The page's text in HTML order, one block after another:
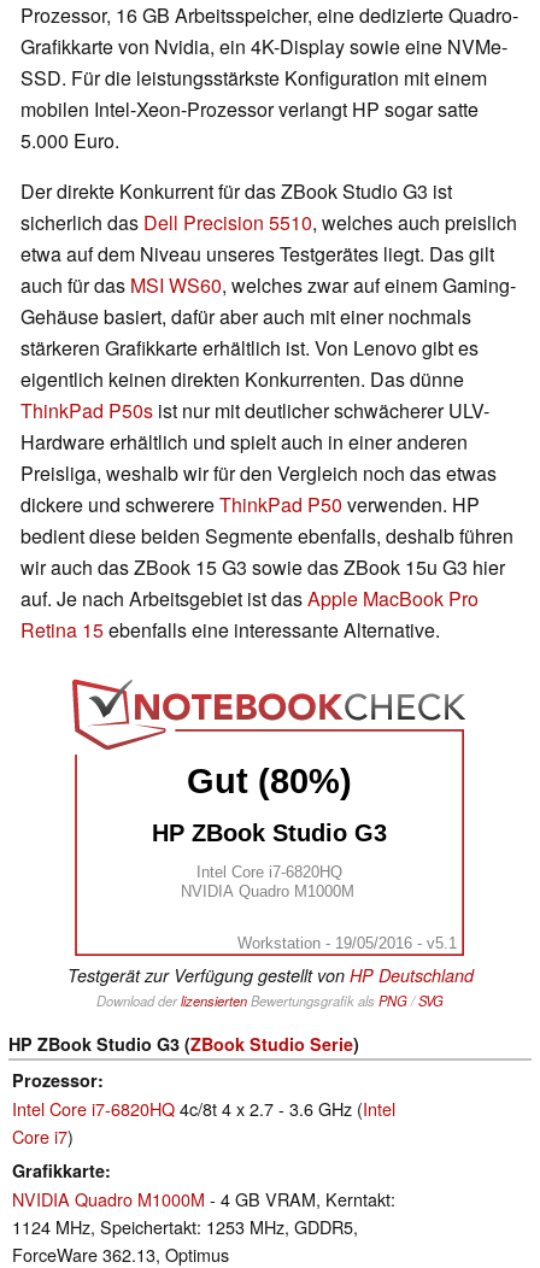
Prozessor, 16 GB Arbeitsspeicher, eine dedizierte Quadro-
Grafikkarte von Nvidia, ein 4K-Display sowie eine NVMe-
SSD. Für die leistungsstärkste Konfiguration mit einem
mobilen Intel-Xeon-Prozessor verlangt HP sogar satte
5.000 Euro.
Der direkte Konkurrent für das ZBook Studio G3 ist
sicherlich das Dell Precision 5510, welches auch preislich
etwa auf dem Niveau unseres Testgerätes liegt. Das gilt
auch für das MSI WS60, welches zwar auf einem Gaming-
Gehäuse basiert, dafür aber auch mit einer nochmals
stärkeren Grafikkarte erhältlich ist. Von Lenovo gibt es
eigentlich keinen direkten Konkurrenten. Das dünne
ThinkPad P50s ist nur mit deutlicher schwächerer ULV-
Hardware erhältlich und spielt auch in einer anderen
Preisliga, weshalb wir für den Vergleich noch das etwas
dickere und schwerereThinkPad P50 verwenden. HP
bedient diese beiden Segmente ebenfalls, deshalb führen
wir auch das ZBook 15 G3 sowie das ZBook 15u G3 hier
auf. Je nach Arbeitsgebiet ist dasApple MacBook Pro
Retina 15ebenfalls eine interessante Alternative.
Gut (80%)
HP ZBook Studio G3
Intel Core i7-6820HQ
NVIDIA Quadro M1000M
Workstation - 19/05/2016 - v5.1
Testgerät zur Verfügung gestellt von HP Deutschland
Download derlizensiertenBewertungsgrafik als PNG/SVG
HP ZBook Studio G3 (ZBook Studio Serie)
Prozessor
Intel Core i7-6820HQ4c/8t 4 x 2.7 - 3.6 GHz (Intel
Core i7)
Grafikkarte
NVIDIA Quadro M1000M - 4 GB VRAM, Kerntakt:
1124 MHz, Speichertakt: 1253 MHz, GDDR5,
ForceWare 362.13, Optimus